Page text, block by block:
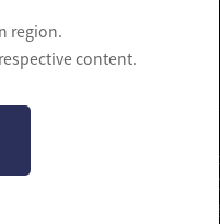
region.
content.
「カーマスリブ」の力が宿
離から致命的な攻撃が可
きは、敵陣を混乱の渦に巻